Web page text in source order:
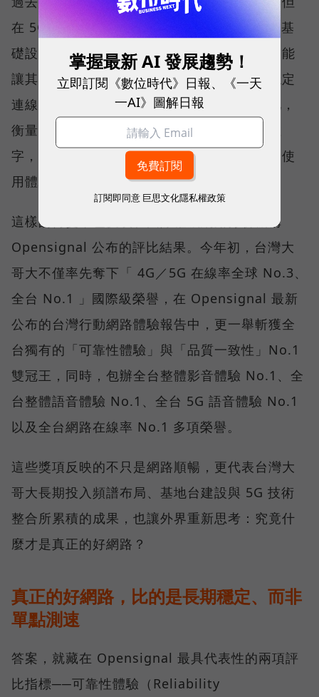
在 5G 成為工作、娛樂、生活不可或缺的數位基
礎設施後，消費者發現，再快的網速，如果不能
讓其在人潮聚集、高速移動或室內空間維持穩定
連線，即無法轉換成好的使用體驗，也因如此，
衡量「好網路」的標準，也逐漸從追求測速數
字，轉向任何時間、任何地點都能穩定連線的使
用體驗。
這樣的轉變，也反映在國際權威網路分析機構
Opensignal 公布的評比結果。今年初，台灣大
哥大不僅率先奪下「 4G／5G 在線率全球 No.3、
全台 No.1 」國際級榮譽，在 Opensignal 最新
公布的台灣行動網路體驗報告中，更一舉斬獲全
台獨有的「可靠性體驗」與「品質一致性」No.1
雙冠王，同時，包辦全台整體影音體驗 No.1、全
台整體語音體驗 No.1、全台 5G 語音體驗 No.1
以及全台網路在線率 No.1 多項榮譽。
這些獎項反映的不只是網路順暢，更代表台灣大
哥大長期投入頻譜布局、基地台建設與 5G 技術
整合所累積的成果，也讓外界重新思考：究竟什
麼才是真正的好網路？
真正的好網路，比的是長期穩定、而非
單點測速
答案，就藏在 Opensignal 最具代表性的兩項評
比指標──可靠性體驗（Reliability
掌握最新 AI 發展趨勢！
立即訂閱《數位時代》日報、《一天
一AI》圖解日報
訂閱即同意 巨思文化隱私權政策